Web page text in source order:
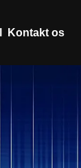
Kontakt os